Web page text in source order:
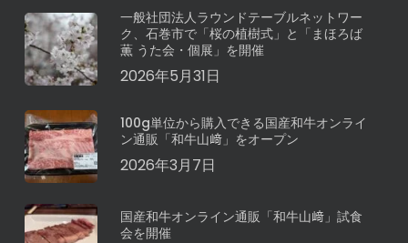
一般社団法人ラウンドテーブルネットワー
ク、石巻市で「桜の植樹式」と「まほろば
薫 うた会・個展」を開催
2026年5月31日
100g単位から購入できる国産和牛オンライ
ン通販「和牛山﨑」をオープン
2026年3月7日
国産和牛オンライン通販「和牛山﨑」試食
会を開催